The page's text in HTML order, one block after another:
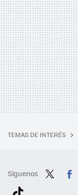
TEMAS DE INTERÉS
Síguenos